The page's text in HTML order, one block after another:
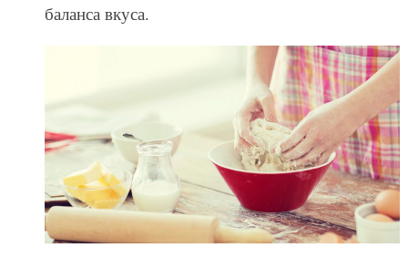
баланса вкуса.